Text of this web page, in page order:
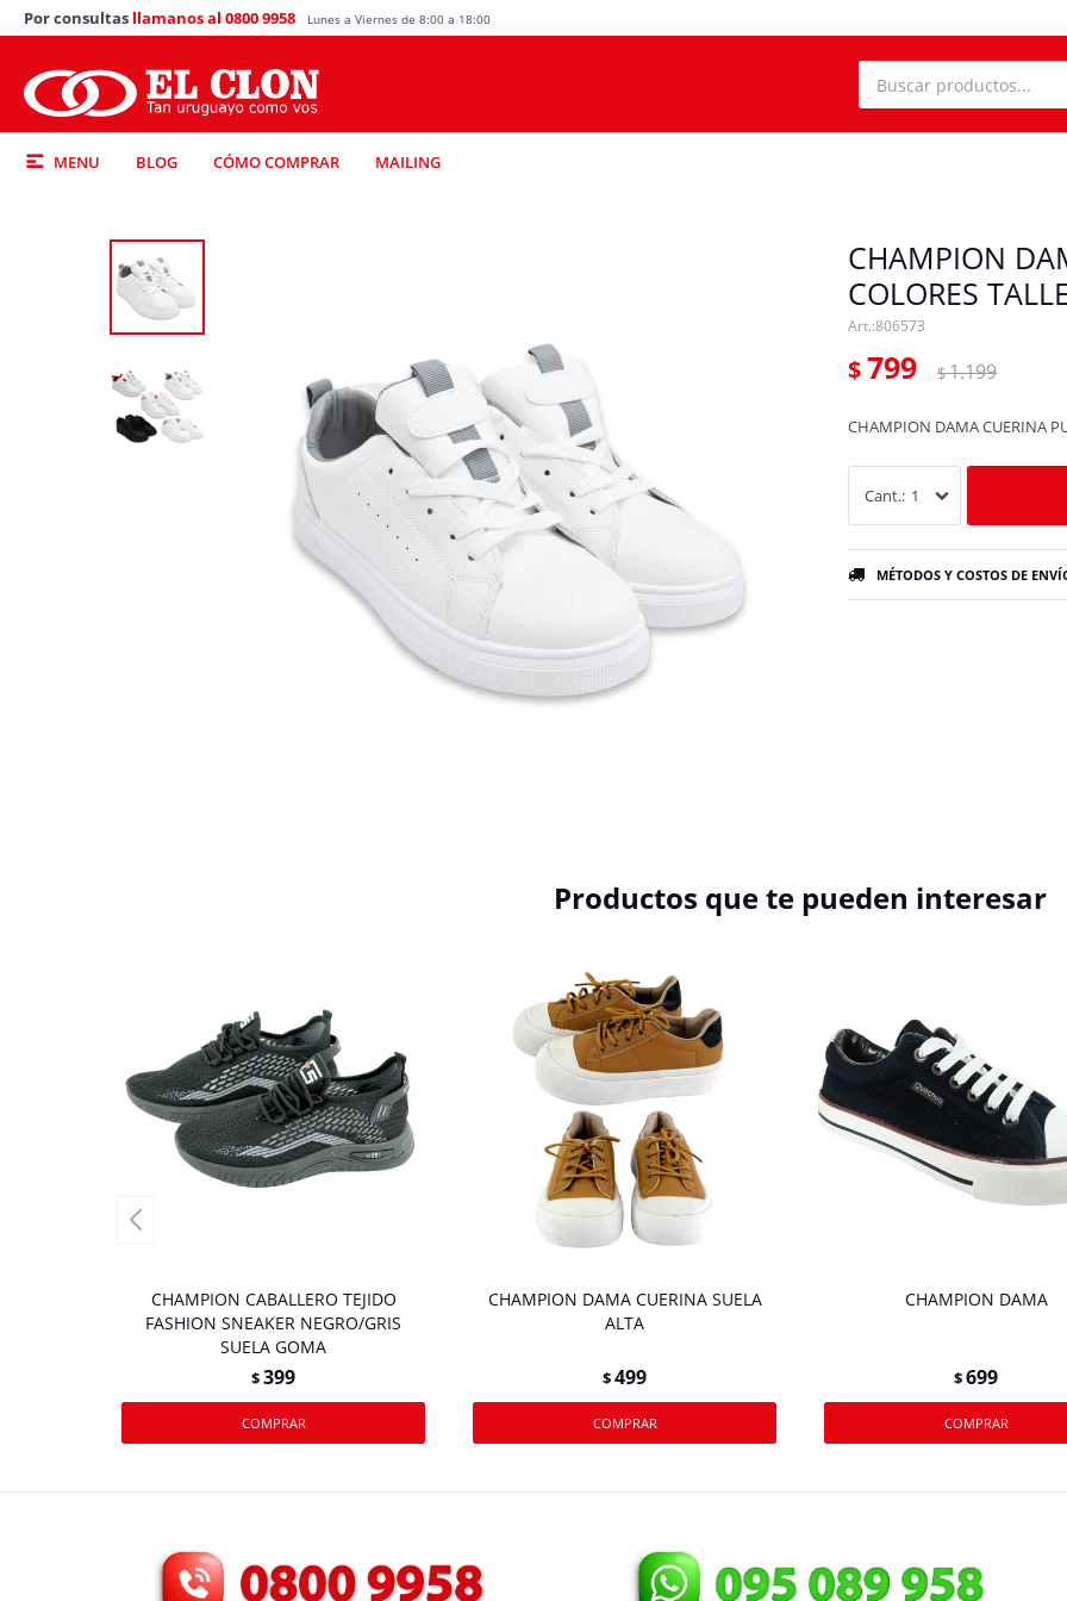
MENU BLOG CÓMO COMPRAR MAILING
Por consultas llamanos al 0800 9958 Lunes a Viernes de 8:00 a 18:00
CHAMPION
COLORES
806573
$799 $1.199
CHAMPION DAMA CUERINA
1
MÉTODOS Y COSTOS DE
Productos que te pueden interesar
CHAMPION CABALLERO TEJIDO
FASHION SNEAKER NEGRO/GRIS
SUELA GOMA
$399
CHAMPION DAMA CUERINA SUELA
ALTA
$499
CHAMPION DAMA
$699